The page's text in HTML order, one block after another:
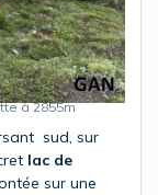
à 2855m
sud, sur
lac de
sur une